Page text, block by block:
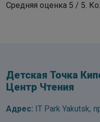
Средняя оценка 5 / 5.
Детская Точка
Центр Чтения
Адрес: IT Park Yakutsk,